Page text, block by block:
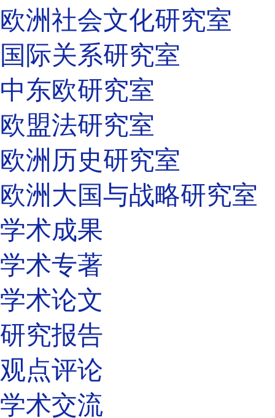
欧洲社会文化研究室
国际关系研究室
中东欧研究室
欧盟法研究室
欧洲历史研究室
欧洲大国与战略研究室
学术成果
学术专著
学术论文
研究报告
观点评论
学术交流